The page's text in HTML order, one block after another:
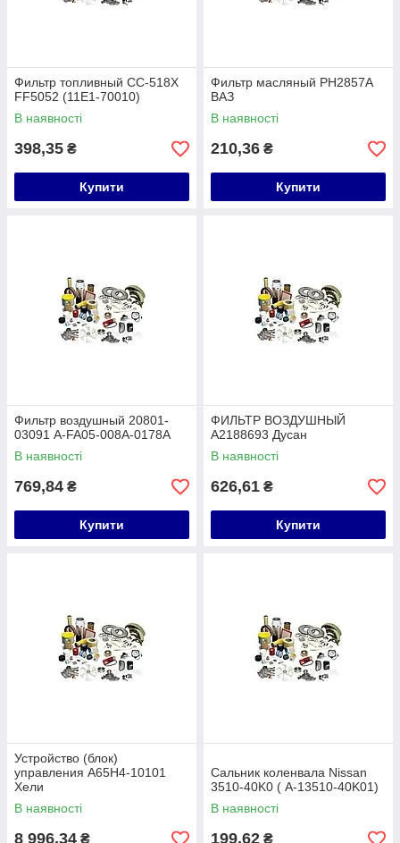
Фильтр топливный CC-518X
FF5052 (11E1-70010)
В наявності
398,35 ₴
Купити
Фильтр масляный PH2857A
ВАЗ
В наявності
210,36 ₴
Купити
Фильтр воздушный 20801-
03091 A-FA05-008A-0178A
В наявності
769,84 ₴
Купити
ФИЛЬТР ВОЗДУШНЫЙ
A2188693 Дусан
В наявності
626,61 ₴
Купити
Устройство (блок)
управления A65H4-10101
Хели
В наявності
8 996,34 ₴
Сальник коленвала Nissan
3510-40K0 ( A-13510-40K01)
В наявності
199,62 ₴